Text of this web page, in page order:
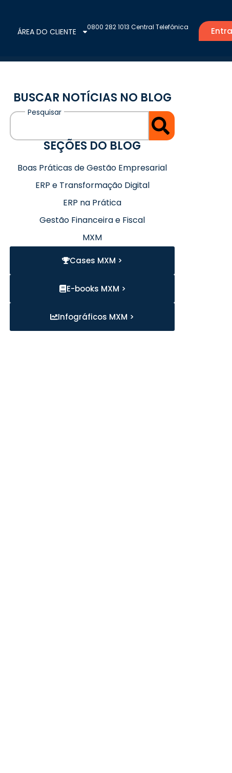
ÁREA DO CLIENTE 0800 282 1013 Central Telefônica
BUSCAR NOTÍCIAS NO BLOG
SEÇÕES DO BLOG
Boas Práticas de Gestão Empresarial
ERP e Transformação Digital
ERP na Prática
Gestão Financeira e Fiscal
MXM
Cases MXM >
E-books MXM >
Infográficos MXM >